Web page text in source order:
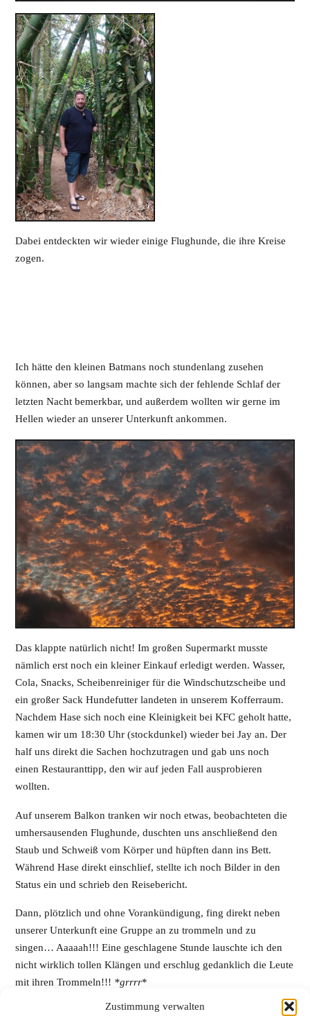
Zustimmung verwalten
Dabei entdeckten wir wieder einige Flughunde, die ihre Kreise
zogen.
Ich hätte den kleinen Batmans noch stundenlang zusehen
können, aber so langsam machte sich der fehlende Schlaf der
letzten Nacht bemerkbar, und außerdem wollten wir gerne im
Hellen wieder an unserer Unterkunft ankommen.
Das klappte natürlich nicht! Im großen Supermarkt musste
nämlich erst noch ein kleiner Einkauf erledigt werden. Wasser,
Cola, Snacks, Scheibenreiniger für die Windschutzscheibe und
ein großer Sack Hundefutter landeten in unserem Kofferraum.
Nachdem Hase sich noch eine Kleinigkeit bei KFC geholt hatte,
kamen wir um 18:30 Uhr (stockdunkel) wieder bei Jay an. Der
half uns direkt die Sachen hochzutragen und gab uns noch
einen Restauranttipp, den wir auf jeden Fall ausprobieren
wollten.
Auf unserem Balkon tranken wir noch etwas, beobachteten die
umhersausenden Flughunde, duschten uns anschließend den
Staub und Schweiß vom Körper und hüpften dann ins Bett.
Während Hase direkt einschlief, stellte ich noch Bilder in den
Status ein und schrieb den Reisebericht.
Dann, plötzlich und ohne Vorankündigung, fing direkt neben
unserer Unterkunft eine Gruppe an zu trommeln und zu
singen… Aaaaah!!! Eine geschlagene Stunde lauschte ich den
nicht wirklich tollen Klängen und erschlug gedanklich die Leute
mit ihren Trommeln!!! *grrrr*
Gegen 22:00 Uhr war ich kurz vor dem Delirium und es ging